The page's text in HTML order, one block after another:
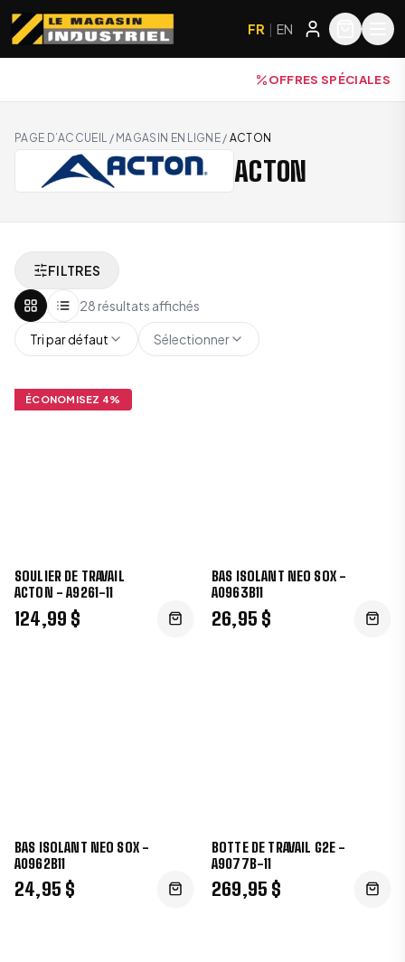
FR | EN
OFFRES SPÉCIALES
PAGE D’ACCUEIL / MAGASIN EN LIGNE / ACTON
ACTON
FILTRES
28 résultats affichés
Tri par défaut Sélectionner
ÉCONOMISEZ 4%
SOULIER DE TRAVAIL
ACTON - A9261-11
124,99 $
BAS ISOLANT NEO SOX -
A0963B11
26,95 $
BAS ISOLANT NEO SOX -
A0962B11
24,95 $
BOTTE DE TRAVAIL G2E -
A9077B-11
269,95 $